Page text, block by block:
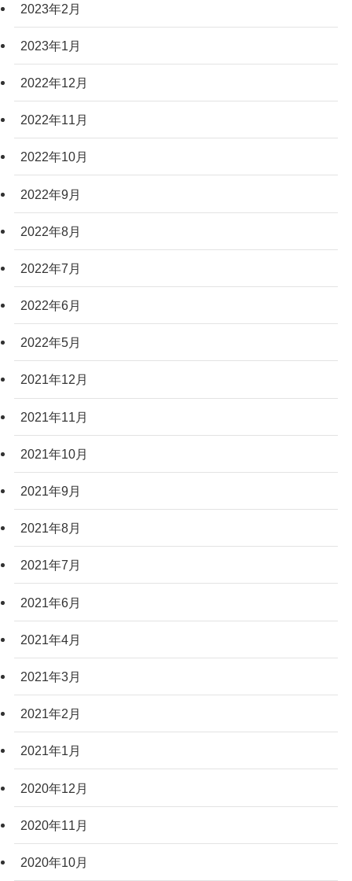
2023年2月
2023年1月
2022年12月
2022年11月
2022年10月
2022年9月
2022年8月
2022年7月
2022年6月
2022年5月
2021年12月
2021年11月
2021年10月
2021年9月
2021年8月
2021年7月
2021年6月
2021年4月
2021年3月
2021年2月
2021年1月
2020年12月
2020年11月
2020年10月